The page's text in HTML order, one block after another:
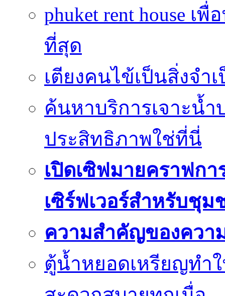
phuket rent house
ที่สุด
เตียงคนไข้เป็นสิ่งจำ
ค้นหาบริการเจาะน้
ประสิทธิภาพใช่ที่นี่
เปิดเซิฟมายคราฟกา
เซิร์ฟเวอร์สำหรับชุม
ความสำคัญของควา
ตู้น้ำหยอดเหรียญทำ